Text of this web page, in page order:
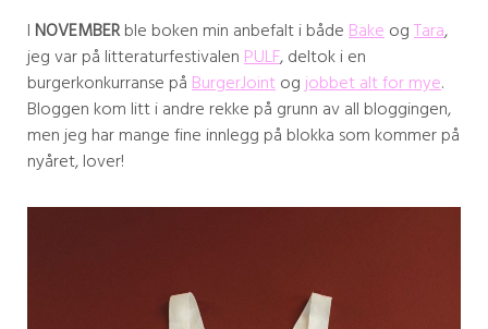
I NOVEMBERble boken min anbefalt i bådeBakeogTara,
jeg var på litteraturfestivalenPULF, deltok i en
burgerkonkurranse påBurgerJointogjobbet alt for mye.
Bloggen kom litt i andre rekke på grunn av all bloggingen,
men jeg har mange fine innlegg på blokka som kommer på
nyåret, lover!